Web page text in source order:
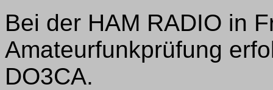
Bei der HAM RADIO in
Amateurfunkprüfung
DO3CA.